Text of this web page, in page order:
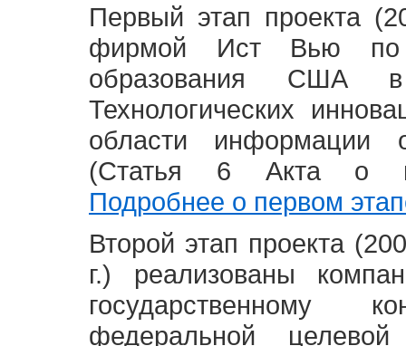
Первый этап проекта
фирмой Ист Вью по
образования США
Технологических
области информации
(Статья 6 Акта о
Подробнее о первом
Второй этап проекта
г.) реализованы
государственному
федеральной